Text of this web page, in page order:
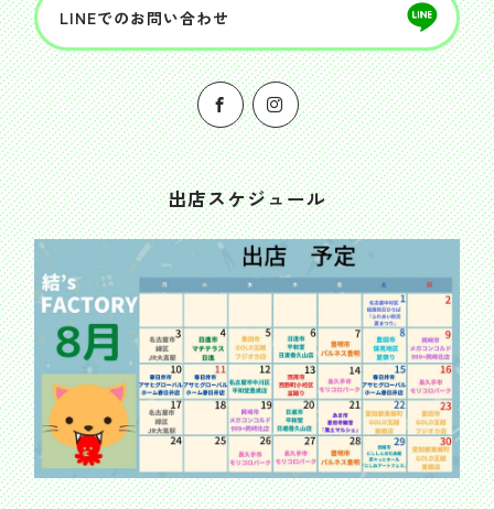
LINEでのお問い合わせ
出店スケジュール